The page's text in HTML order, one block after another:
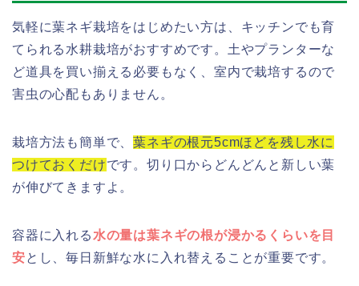
気軽に葉ネギ栽培をはじめたい方は、キッチンでも育
てられる水耕栽培がおすすめです。土やプランターな
ど道具を買い揃える必要もなく、室内で栽培するので
害虫の心配もありません。
栽培方法も簡単で、葉ネギの根元5cmほどを残し水に
つけておくだけです。切り口からどんどんと新しい葉
が伸びてきますよ。
容器に入れる 水の量は葉ネギの根が浸かるくらいを目
安とし、毎日新鮮な水に入れ替えることが重要です。